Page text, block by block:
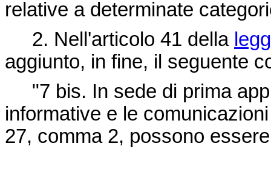
relative a determinate
2. Nell'articolo 41 della
aggiunto, in fine, il seguente
"7 bis. In sede di prima
informative e le
27, comma 2, possono